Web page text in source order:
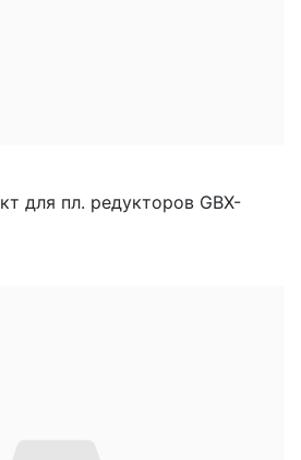
для пл. редукторов GBX-